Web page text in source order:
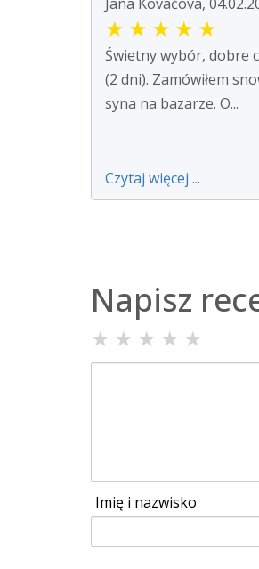
★ ★ ★ ★ ★
Świetny wybór, dobre
(2 dni). Zamówiłem
syna na bazarze. O...
Czytaj więcej ...
Napisz
★ ★ ★ ★ ★
Imię i nazwisko